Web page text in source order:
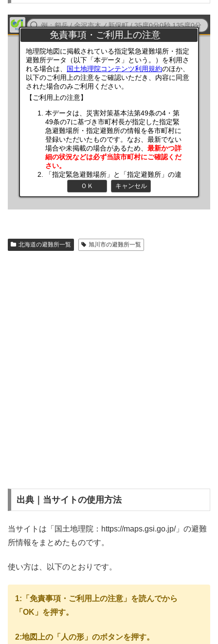
北海道の避難所一覧 旭川市の避難所一覧
出典｜当サイトの使用方法
当サイトは「国土地理院：https://maps.gsi.go.jp/」の避難
所情報をまとめたものです。
使い方は、以下のとおりです。
1:「免責事項・ご利用上の注意」を読んでから
「OK」を押す。
2:地図上の「人の形」のボタンを押す。